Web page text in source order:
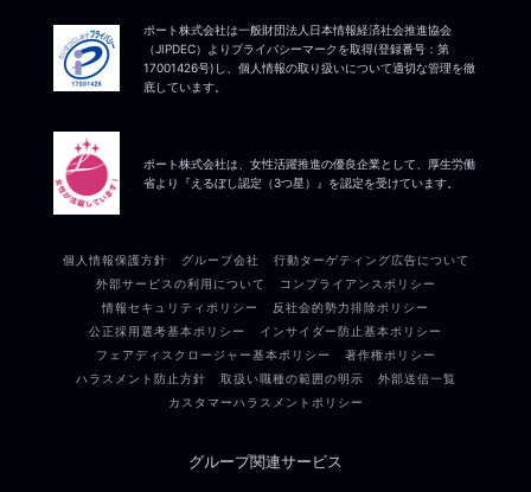
ポート株式会社は一般財団法人日本情報経済社会推進協会
（JIPDEC）よりプライバシーマークを取得(登録番号：第
17001426号)し、個人情報の取り扱いについて適切な管理を徹
底しています。
ポート株式会社は、女性活躍推進の優良企業として、厚生労働
省より『えるぼし認定（3つ星）』を認定を受けています。
個人情報保護方針 グループ会社
行動ターゲティング広告について
外部サービスの利用について
コンプライアンスポリシー
情報セキュリティポリシー
反社会的勢力排除ポリシー
公正採用選考基本ポリシー
インサイダー防止基本ポリシー
フェアディスクロージャー基本ポリシー
著作権ポリシー
ハラスメント防止方針
取扱い職種の範囲の明示
外部送信一覧
カスタマーハラスメントポリシー